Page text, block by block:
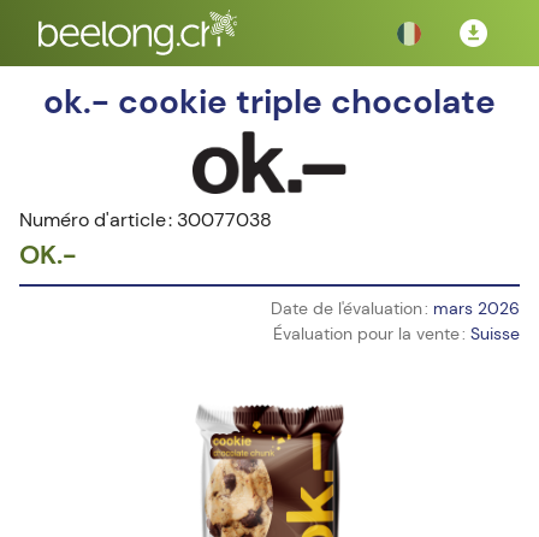
ok.- cookie triple chocolate
Numéro d'article : 30077038
OK.-
Date de l'évaluation : mars 2026
Évaluation pour la vente : Suisse